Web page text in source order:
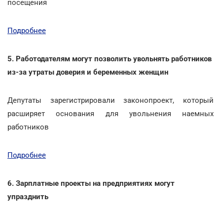
посещения
Подробнее
5. Работодателям могут позволить увольнять работников
из-за утраты доверия и беременных женщин
Депутаты зарегистрировали законопроект, который
расширяет основания для увольнения наемных
работников
Подробнее
6. Зарплатные проекты на предприятиях могут
упразднить